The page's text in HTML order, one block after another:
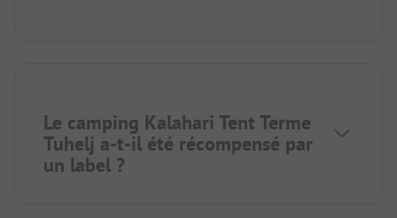
Le camping Kalahari Tent Terme
Tuhelj a-t-il été récompensé par
un label ?